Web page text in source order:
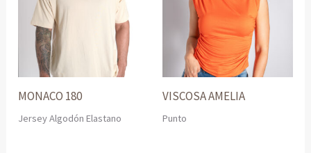
MONACO 180
Jersey Algodón Elastano
VISCOSA AMELIA
Punto